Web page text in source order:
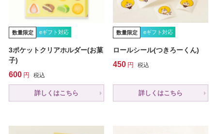
数量限定 eギフト対応
3ポケットクリアホルダー(お菓
子)
600 税込
詳しくはこちら
数量限定 eギフト対応
ロールシール(つきろーくん)
450 税込
詳しくはこちら